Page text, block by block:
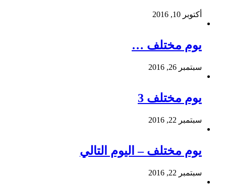
أكتوبر 10, 2016
يوم مختلف …
سبتمبر 26, 2016
يوم مختلف 3
سبتمبر 22, 2016
يوم مختلف – اليوم التالي
سبتمبر 22, 2016